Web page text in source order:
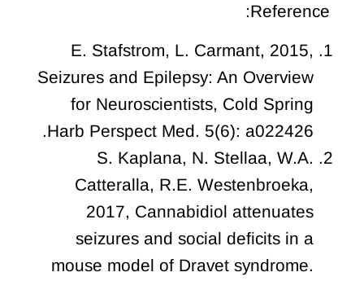
Reference:
E. Stafstrom, L. Carmant, 2015,
Seizures and Epilepsy: An Overview
for Neuroscientists, Cold Spring
Harb Perspect Med. 5(6): a022426.
S. Kaplana, N. Stellaa, W.A.
Catteralla, R.E. Westenbroeka,
2017, Cannabidiol attenuates
seizures and social deficits in a
mouse model of Dravet syndrome.